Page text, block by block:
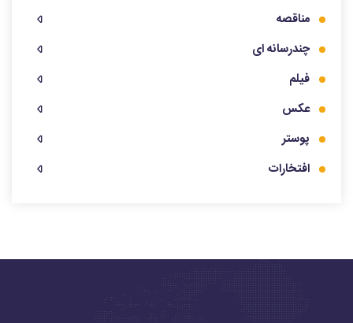
مناقصه
چندرسانه ای
فیلم
عکس
پوستر
افتخارات